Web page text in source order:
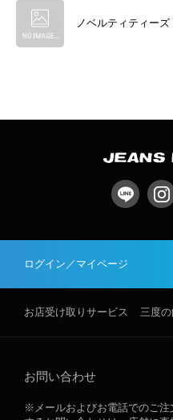
ノベルティティーズ
ログイン／マイページ
お店受け取りサービス 三度
お問い合わせ
※メールおよびお電話でのご注